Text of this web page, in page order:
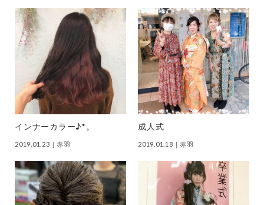
インナーカラー♪*。
2019.01.23 ｜赤羽
成人式
2019.01.18 ｜赤羽